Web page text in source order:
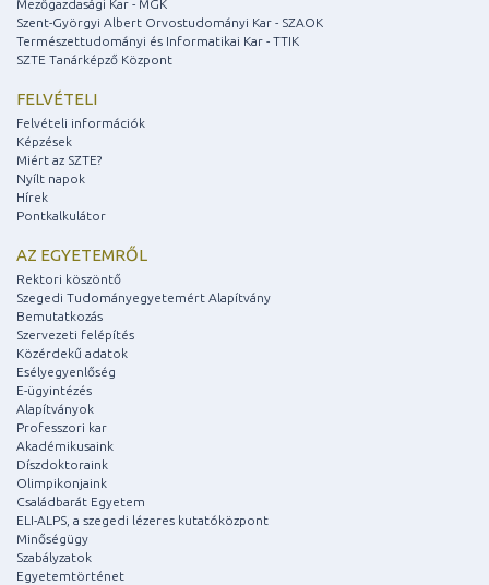
Mezőgazdasági Kar - MGK
Szent-Györgyi Albert Orvostudományi Kar - SZAOK
Természettudományi és Informatikai Kar - TTIK
SZTE Tanárképző Központ
FELVÉTELI
Felvételi információk
Képzések
Miért az SZTE?
Nyílt napok
Hírek
Pontkalkulátor
AZ EGYETEMRŐL
Rektori köszöntő
Szegedi Tudományegyetemért Alapítvány
Bemutatkozás
Szervezeti felépítés
Közérdekű adatok
Esélyegyenlőség
E-ügyintézés
Alapítványok
Professzori kar
Akadémikusaink
Díszdoktoraink
Olimpikonjaink
Családbarát Egyetem
ELI-ALPS, a szegedi lézeres kutatóközpont
Minőségügy
Szabályzatok
Egyetemtörténet